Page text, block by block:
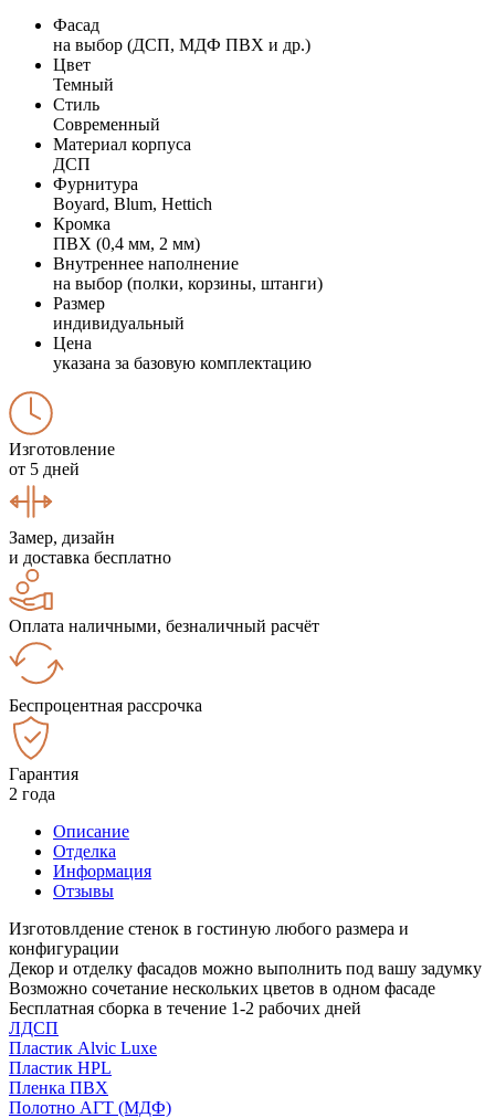
Фасад
на выбор (ДСП, МДФ ПВХ и др.)
Цвет
Темный
Стиль
Современный
Материал корпуса
ДСП
Фурнитура
Boyard, Blum, Hettich
Кромка
ПВХ (0,4 мм, 2 мм)
Внутреннее наполнение
на выбор (полки, корзины, штанги)
Размер
индивидуальный
Цена
указана за базовую комплектацию
Изготовление
от 5 дней
Замер, дизайн
и доставка бесплатно
Оплата наличными, безналичный расчёт
Беспроцентная рассрочка
Гарантия
2 года
Описание
Отделка
Информация
Отзывы
Изготовлдение стенок в гостиную любого размера и
конфигурации
Декор и отделку фасадов можно выполнить под вашу задумку
Возможно сочетание нескольких цветов в одном фасаде
Бесплатная сборка в течение 1-2 рабочих дней
ЛДСП
Пластик Alvic Luxe
Пластик HPL
Пленка ПВХ
Полотно АГТ (МДФ)